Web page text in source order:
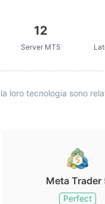
12
Server MT5
loro tecnologia sono
Meta Trader
Perfect